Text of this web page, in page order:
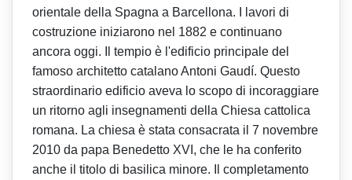
orientale della Spagna a Barcellona. I lavori di
costruzione iniziarono nel 1882 e continuano
ancora oggi. Il tempio è l'edificio principale del
famoso architetto catalano Antoni Gaudí. Questo
straordinario edificio aveva lo scopo di incoraggiare
un ritorno agli insegnamenti della Chiesa cattolica
romana. La chiesa è stata consacrata il 7 novembre
2010 da papa Benedetto XVI, che le ha conferito
anche il titolo di basilica minore. Il completamento